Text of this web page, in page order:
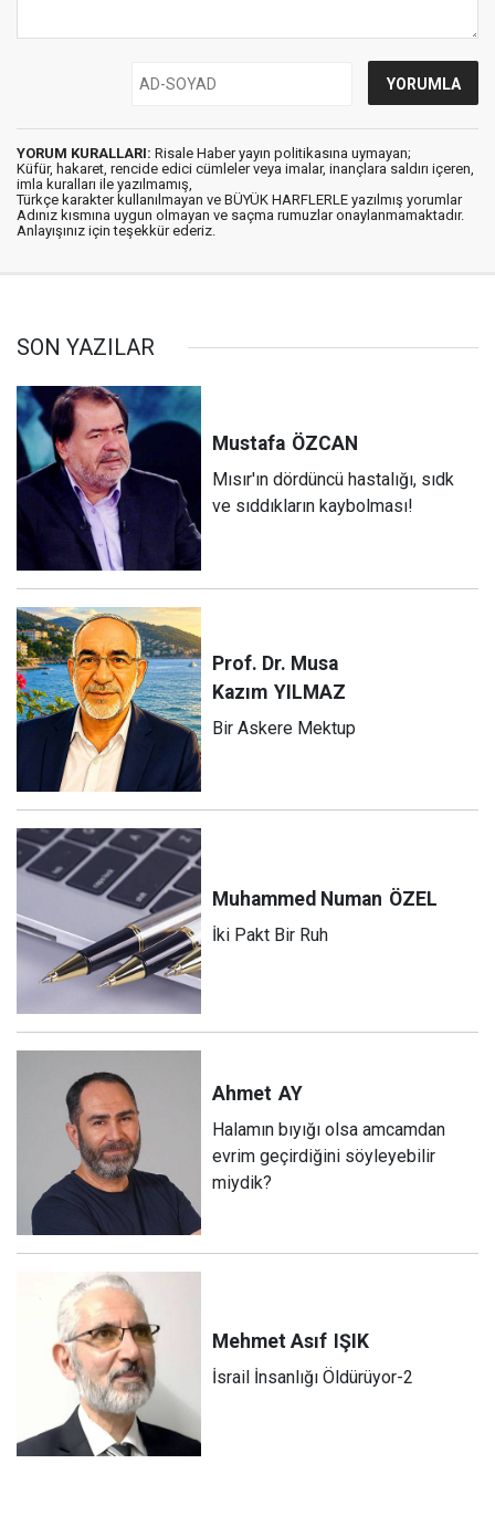
YORUM KURALLARI: Risale Haber yayın politikasına uymayan;
Küfür, hakaret, rencide edici cümleler veya imalar, inançlara saldırı içeren,
imla kuralları ile yazılmamış,
Türkçe karakter kullanılmayan ve BÜYÜK HARFLERLE yazılmış yorumlar
Adınız kısmına uygun olmayan ve saçma rumuzlar onaylanmamaktadır.
Anlayışınız için teşekkür ederiz.
SON YAZILAR
Mustafa ÖZCAN
Mısır'ın dördüncü hastalığı, sıdk
ve sıddıkların kaybolması!
Prof. Dr. Musa
Kazım YILMAZ
Bir Askere Mektup
Muhammed Numan ÖZEL
İki Pakt Bir Ruh
Ahmet AY
Halamın bıyığı olsa amcamdan
evrim geçirdiğini söyleyebilir
miydik?
Mehmet Asıf IŞIK
İsrail İnsanlığı Öldürüyor-2